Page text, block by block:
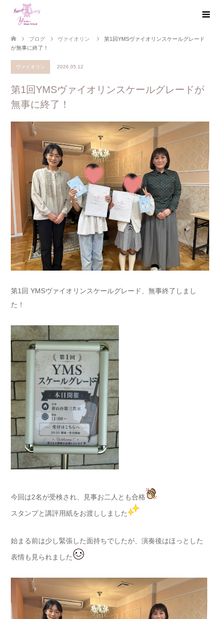
ブログ ヴァイオリン
第1回YMSヴァイオリンスケールグレード
が無事に終了！
ヴァイオリン 2026.05.12
第1回YMSヴァイオリンスケールグレードが
無事に終了！
第1回 YMSヴァイオリンスケールグレード、無事終了しまし
た！
今回は2名が受検され、見事お二人とも合格
スタンプと講評用紙をお渡ししました
始まる前は少し緊張した面持ちでしたが、演奏後はほっとした
表情も見られました